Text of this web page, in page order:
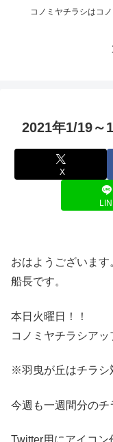
コノミヤチラシはコ
2021年1/19～
X
おはようございます
船長です。
本日火曜日！！
コノミヤチラシアッ
※羽曳が丘はチラシ
今週も一週間分のチ
Twitter用にアイコン